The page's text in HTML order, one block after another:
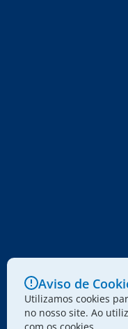
Aviso de
Utilizamos cookies
no nosso site. Ao